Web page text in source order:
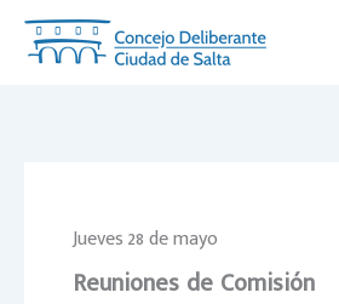
Jueves 28 de mayo
Reuniones de Comisión